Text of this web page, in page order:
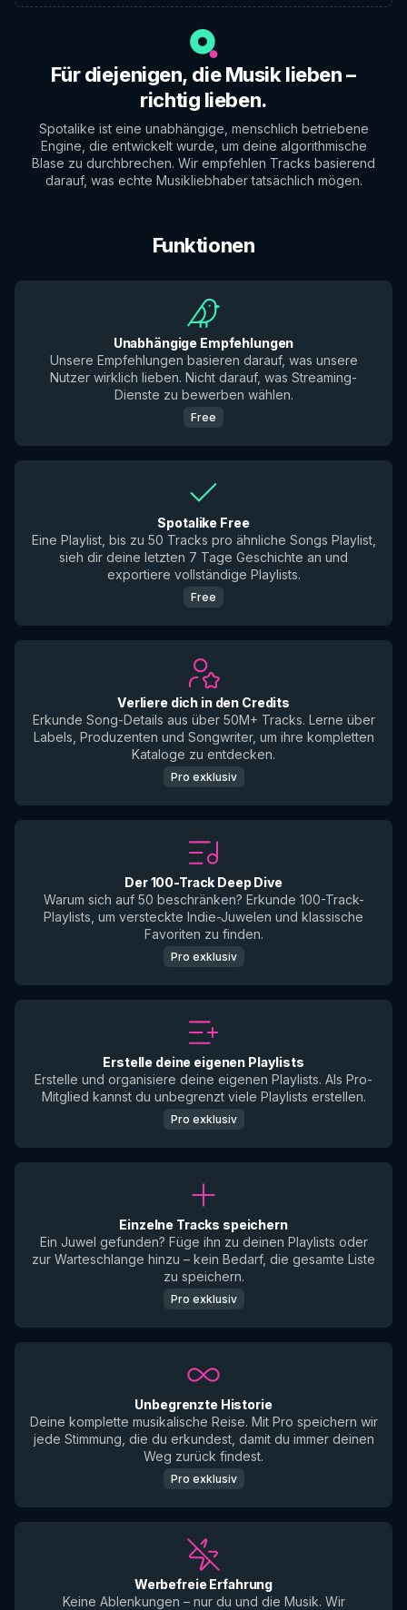
Für diejenigen, die Musik lieben –
richtig lieben.
Spotalike ist eine unabhängige, menschlich betriebene
Engine, die entwickelt wurde, um deine algorithmische
Blase zu durchbrechen. Wir empfehlen Tracks basierend
darauf, was echte Musikliebhaber tatsächlich mögen.
Funktionen
Unabhängige Empfehlungen
Unsere Empfehlungen basieren darauf, was unsere
Nutzer wirklich lieben. Nicht darauf, was Streaming-
Dienste zu bewerben wählen.
Free
Spotalike Free
Eine Playlist, bis zu 50 Tracks pro ähnliche Songs Playlist,
sieh dir deine letzten 7 Tage Geschichte an und
exportiere vollständige Playlists.
Free
Verliere dich in den Credits
Erkunde Song-Details aus über 50M+ Tracks. Lerne über
Labels, Produzenten und Songwriter, um ihre kompletten
Kataloge zu entdecken.
Pro exklusiv
Der 100-Track Deep Dive
Warum sich auf 50 beschränken? Erkunde 100-Track-
Playlists, um versteckte Indie-Juwelen und klassische
Favoriten zu finden.
Pro exklusiv
Erstelle deine eigenen Playlists
Erstelle und organisiere deine eigenen Playlists. Als Pro-
Mitglied kannst du unbegrenzt viele Playlists erstellen.
Pro exklusiv
Einzelne Tracks speichern
Ein Juwel gefunden? Füge ihn zu deinen Playlists oder
zur Warteschlange hinzu – kein Bedarf, die gesamte Liste
zu speichern.
Pro exklusiv
Unbegrenzte Historie
Deine komplette musikalische Reise. Mit Pro speichern wir
jede Stimmung, die du erkundest, damit du immer deinen
Weg zurück findest.
Pro exklusiv
Werbefreie Erfahrung
Keine Ablenkungen – nur du und die Musik. Wir